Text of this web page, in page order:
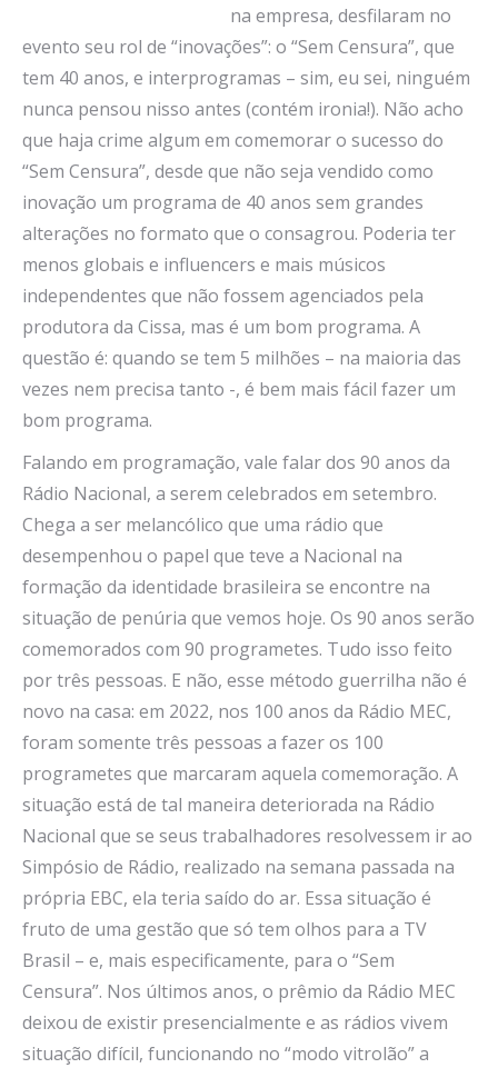
na empresa, desfilaram no
evento seu rol de “inovações”: o “Sem Censura”, que
tem 40 anos, e interprogramas – sim, eu sei, ninguém
nunca pensou nisso antes (contém ironia!). Não acho
que haja crime algum em comemorar o sucesso do
“Sem Censura”, desde que não seja vendido como
inovação um programa de 40 anos sem grandes
alterações no formato que o consagrou. Poderia ter
menos globais e influencers e mais músicos
independentes que não fossem agenciados pela
produtora da Cissa, mas é um bom programa. A
questão é: quando se tem 5 milhões – na maioria das
vezes nem precisa tanto -, é bem mais fácil fazer um
bom programa.
Falando em programação, vale falar dos 90 anos da
Rádio Nacional, a serem celebrados em setembro.
Chega a ser melancólico que uma rádio que
desempenhou o papel que teve a Nacional na
formação da identidade brasileira se encontre na
situação de penúria que vemos hoje. Os 90 anos serão
comemorados com 90 programetes. Tudo isso feito
por três pessoas. E não, esse método guerrilha não é
novo na casa: em 2022, nos 100 anos da Rádio MEC,
foram somente três pessoas a fazer os 100
programetes que marcaram aquela comemoração. A
situação está de tal maneira deteriorada na Rádio
Nacional que se seus trabalhadores resolvessem ir ao
Simpósio de Rádio, realizado na semana passada na
própria EBC, ela teria saído do ar. Essa situação é
fruto de uma gestão que só tem olhos para a TV
Brasil – e, mais especificamente, para o “Sem
Censura”. Nos últimos anos, o prêmio da Rádio MEC
deixou de existir presencialmente e as rádios vivem
situação difícil, funcionando no “modo vitrolão” a